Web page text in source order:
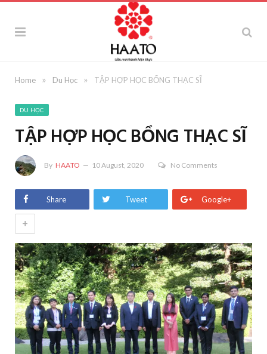
Home » Du Học » TẬP HỢP HỌC BỔNG THẠC SĨ
DU HỌC
TẬP HỢP HỌC BỔNG THẠC SĨ
By HAATO 10 August, 2020 No Comments
Share Tweet Google+
+